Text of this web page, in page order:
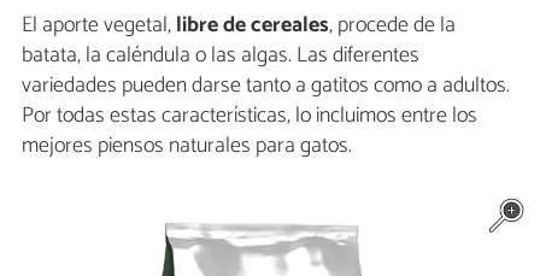
El aporte vegetal,libre de cereales, procede de la
batata, la caléndula o las algas. Las diferentes
variedades pueden darse tanto a gatitos como a adultos.
Por todas estas características, lo incluimos entre los
mejores piensos naturales para gatos.